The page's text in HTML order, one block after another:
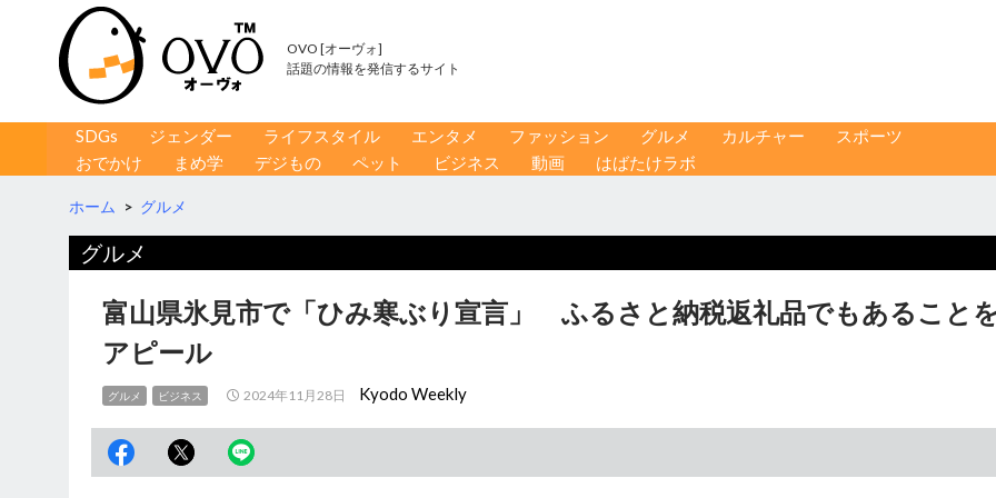
OVO [オーヴォ]
話題の情報を発信するサイト
コンテンツへ移動
SDGs ジェンダー ライフスタイル エンタメ ファッション グルメ カルチャー
スポーツ
おでかけ
まめ学 デジもの ペット ビジネス 動画 はばたけラボ
ホーム > グルメ
グルメ
富山県氷見市で「ひみ寒ぶり宣言」 ふるさと納税返礼品でもあること
アピール
グルメ ビジネス 2024年11月28日 Kyodo Weekly